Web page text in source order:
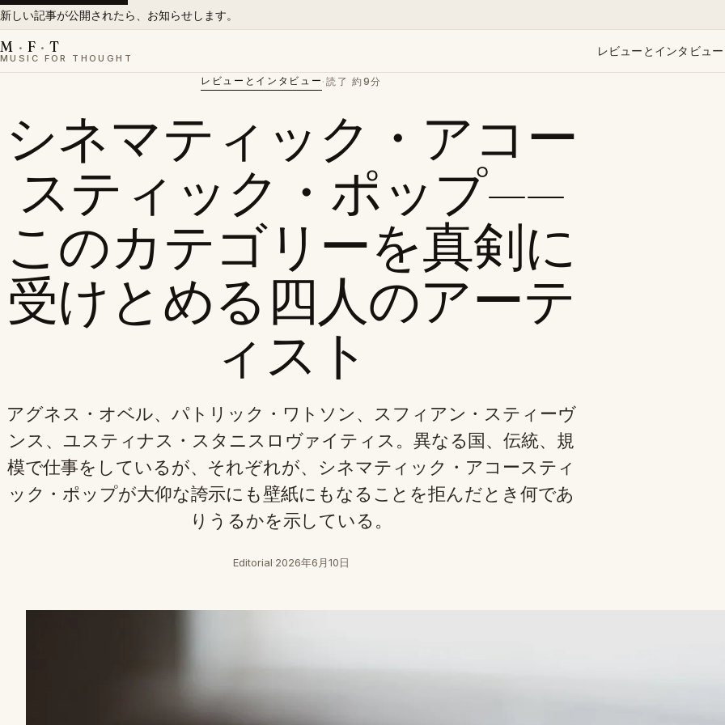
新しい記事が公開されたら、お知らせします。
M · F · T
MUSIC FOR THOUGHT
レビューとインタビュー
レビューとインタビュー ·読了 約9分
シネマティック・アコー
スティック・ポップ——
このカテゴリーを真剣に
受けとめる四人のアーテ
ィスト
アグネス・オベル、パトリック・ワトソン、スフィアン・スティーヴ
ンス、ユスティナス・スタニスロヴァイティス。異なる国、伝統、規
模で仕事をしているが、それぞれが、シネマティック・アコースティ
ック・ポップが大仰な誇示にも壁紙にもなることを拒んだとき何であ
りうるかを示している。
Editorial·2026年6月10日